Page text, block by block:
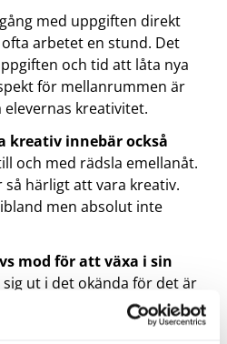
med uppgiften direkt
arbetet en stund. Det
och tid att låta nya
för mellanrummen är
kreativitet.
kreativ innebär också
och med rädsla emellanåt.
härligt att vara kreativ.
men absolut inte
mod för att växa i sin
sig ut i det okända för det är
är i en kreativ process.
skulle illustreras så